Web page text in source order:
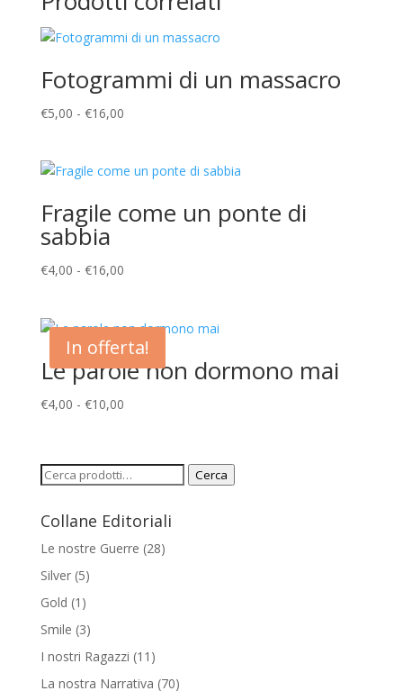
Fotogrammi di un massacro
€5,00 - €16,00Fascia
da
a
Fragile come un ponte di
sabbia
€4,00 - €16,00Fascia
da
€4,00
a
In offerta!
Le parole non dormono mai
€4,00 - €10,00Fascia
da
€4,00
€10,00
Cerca: Cerca
Collane Editoriali
Le nostre Guerre (28)
Silver (5)
Gold (1)
Smile (3)
I nostri Ragazzi (11)
La nostra Narrativa (70)